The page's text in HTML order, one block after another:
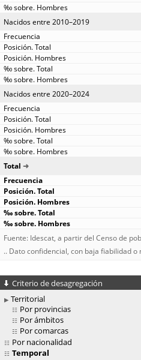
Nacidos entre 2010–2019
Nacidos entre 2020–2024
Total
Fuente: Idescat, a partir del Censo de
.. Dato confidencial, con baja fiabilidad o
Criterio de desagregación
Territorial
Por provincias
Por ámbitos
Por comarcas
Por nacionalidad
Temporal